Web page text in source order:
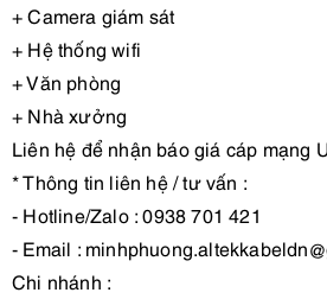
+ Camera giám sát
+ Hệ thống wifi
+ Văn phòng
+ Nhà xưởng
Liên hệ để nhận báo giá cáp mạng
* Thông tin liên hệ / tư vấn :
- Hotline/Zalo : 0938 701 421
- Email :
Chi nhánh :